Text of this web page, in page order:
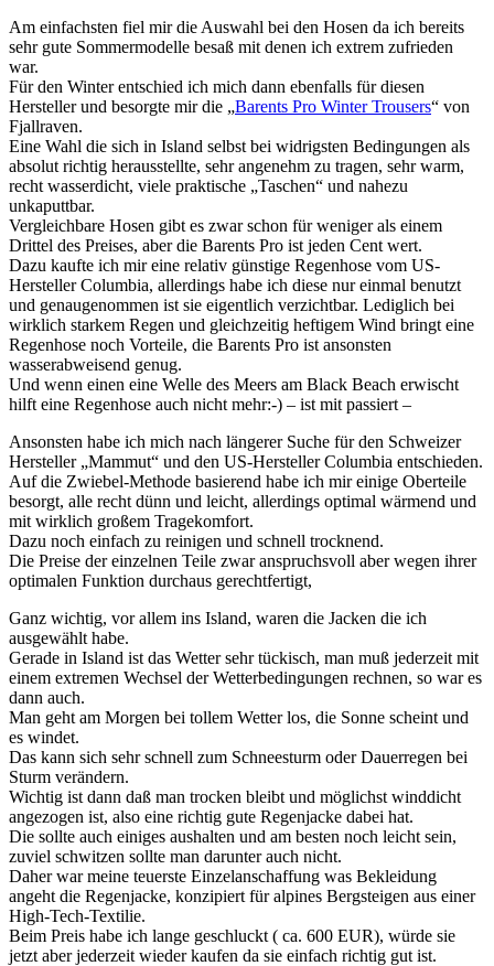
Am einfachsten fiel mir die Auswahl bei den Hosen da ich bereits
sehr gute Sommermodelle besaß mit denen ich extrem zufrieden
war.
Für den Winter entschied ich mich dann ebenfalls für diesen
Hersteller und besorgte mir die „Barents Pro Winter Trousers“ von
Fjallraven.
Eine Wahl die sich in Island selbst bei widrigsten Bedingungen als
absolut richtig herausstellte, sehr angenehm zu tragen, sehr warm,
recht wasserdicht, viele praktische „Taschen“ und nahezu
unkaputtbar.
Vergleichbare Hosen gibt es zwar schon für weniger als einem
Drittel des Preises, aber die Barents Pro ist jeden Cent wert.
Dazu kaufte ich mir eine relativ günstige Regenhose vom US-
Hersteller Columbia, allerdings habe ich diese nur einmal benutzt
und genaugenommen ist sie eigentlich verzichtbar. Lediglich bei
wirklich starkem Regen und gleichzeitig heftigem Wind bringt eine
Regenhose noch Vorteile, die Barents Pro ist ansonsten
wasserabweisend genug.
Und wenn einen eine Welle des Meers am Black Beach erwischt
hilft eine Regenhose auch nicht mehr:-) – ist mit passiert –
Ansonsten habe ich mich nach längerer Suche für den Schweizer
Hersteller „Mammut“ und den US-Hersteller Columbia entschieden.
Auf die Zwiebel-Methode basierend habe ich mir einige Oberteile
besorgt, alle recht dünn und leicht, allerdings optimal wärmend und
mit wirklich großem Tragekomfort.
Dazu noch einfach zu reinigen und schnell trocknend.
Die Preise der einzelnen Teile zwar anspruchsvoll aber wegen ihrer
optimalen Funktion durchaus gerechtfertigt,
Ganz wichtig, vor allem ins Island, waren die Jacken die ich
ausgewählt habe.
Gerade in Island ist das Wetter sehr tückisch, man muß jederzeit mit
einem extremen Wechsel der Wetterbedingungen rechnen, so war es
dann auch.
Man geht am Morgen bei tollem Wetter los, die Sonne scheint und
es windet.
Das kann sich sehr schnell zum Schneesturm oder Dauerregen bei
Sturm verändern.
Wichtig ist dann daß man trocken bleibt und möglichst winddicht
angezogen ist, also eine richtig gute Regenjacke dabei hat.
Die sollte auch einiges aushalten und am besten noch leicht sein,
zuviel schwitzen sollte man darunter auch nicht.
Daher war meine teuerste Einzelanschaffung was Bekleidung
angeht die Regenjacke, konzipiert für alpines Bergsteigen aus einer
High-Tech-Textilie.
Beim Preis habe ich lange geschluckt ( ca. 600 EUR), würde sie
jetzt aber jederzeit wieder kaufen da sie einfach richtig gut ist.